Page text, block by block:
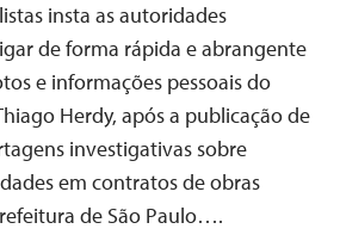
insta as autoridades
de forma rápida e abrangente
e informações pessoais do
Herdy, após a publicação de
investigativas sobre
em contratos de obras
de São Paulo….